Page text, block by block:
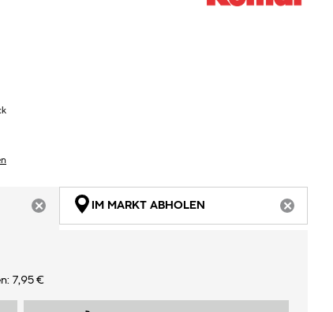
ARTIKEL NICHT VERFÜGBAR
IM MARKT ABHOLEN
7,95 €